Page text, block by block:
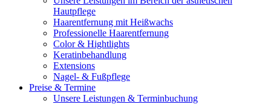
Hautpflege
Haarentfernung mit Heißwachs
Professionelle Haarentfernung
Color & Hightlights
Keratinbehandlung
Extensions
Nagel- & Fußpflege
Preise & Termine
Unsere Leistungen & Terminbuchung